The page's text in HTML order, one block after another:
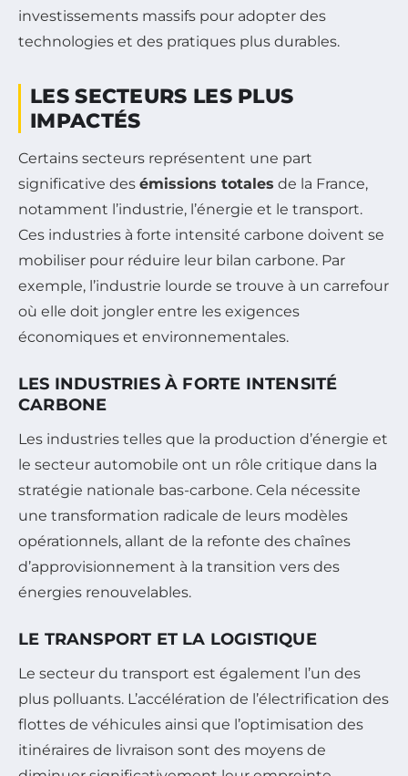
investissements massifs pour adopter des
technologies et des pratiques plus durables.
LES SECTEURS LES PLUS
IMPACTÉS
Certains secteurs représentent une part
significative des émissions totales de la France,
notamment l’industrie, l’énergie et le transport.
Ces industries à forte intensité carbone doivent se
mobiliser pour réduire leur bilan carbone. Par
exemple, l’industrie lourde se trouve à un carrefour
où elle doit jongler entre les exigences
économiques et environnementales.
LES INDUSTRIES À FORTE INTENSITÉ
CARBONE
Les industries telles que la production d’énergie et
le secteur automobile ont un rôle critique dans la
stratégie nationale bas-carbone. Cela nécessite
une transformation radicale de leurs modèles
opérationnels, allant de la refonte des chaînes
d’approvisionnement à la transition vers des
énergies renouvelables.
LE TRANSPORT ET LA LOGISTIQUE
Le secteur du transport est également l’un des
plus polluants. L’accélération de l’électrification des
flottes de véhicules ainsi que l’optimisation des
itinéraires de livraison sont des moyens de